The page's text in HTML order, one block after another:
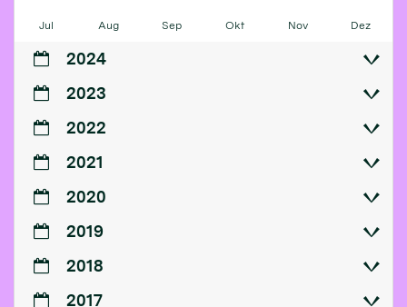
Jul Aug Sep Okt Nov Dez
2024
2023
2022
2021
2020
2019
2018
2017